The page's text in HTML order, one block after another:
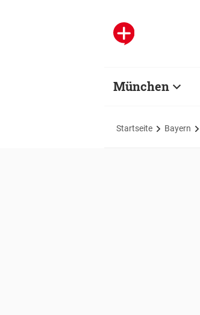
München
Startseite Bayern